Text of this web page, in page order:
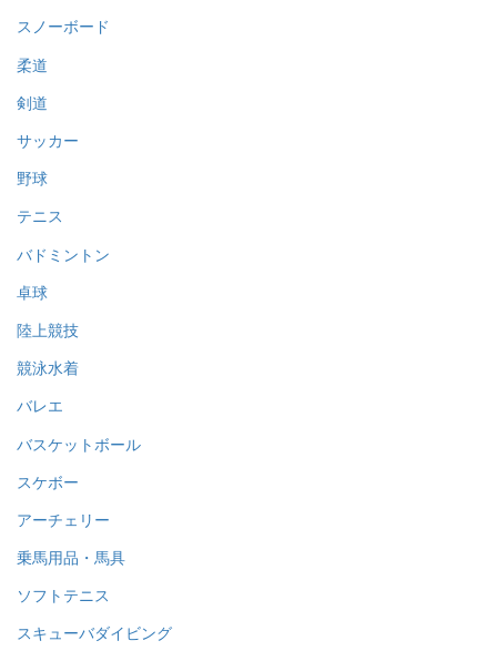
スノーボード
柔道
剣道
サッカー
野球
テニス
バドミントン
卓球
陸上競技
競泳水着
バレエ
バスケットボール
スケボー
アーチェリー
乗馬用品・馬具
ソフトテニス
スキューバダイビング